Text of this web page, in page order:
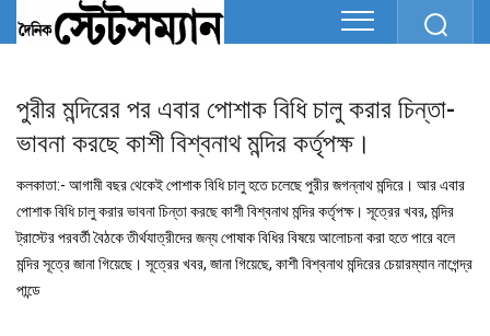
পুরীর মন্দিরের পর এবার পোশাক বিধি চালু করার চিন্তা-
ভাবনা করছে কাশী বিশ্বনাথ মন্দির কর্তৃপক্ষ।
কলকাতা:- আগামী বছর থেকেই পোশাক বিধি চালু হতে চলেছে পুরীর জগন্নাথ মন্দিরে। আর এবার
পোশাক বিধি চালু করার ভাবনা চিন্তা করছে কাশী বিশ্বনাথ মন্দির কর্তৃপক্ষ। সূত্রের খবর, মন্দির
ট্রাস্টের পরবর্তী বৈঠকে তীর্থযাত্রীদের জন্য পোষাক বিধির বিষয়ে আলোচনা করা হতে পারে বলে
মন্দির সূত্রে জানা গিয়েছে। সূত্রের খবর, জানা গিয়েছে, কাশী বিশ্বনাথ মন্দিরের চেয়ারম্যান নাগেন্দ্র
পান্ডে